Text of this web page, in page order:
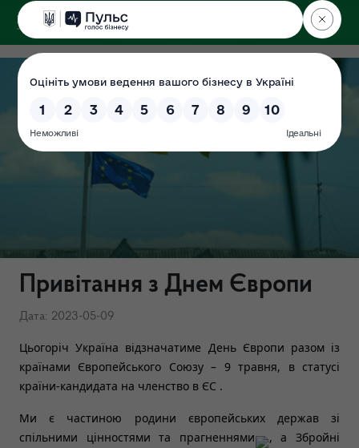
ДЕРЖЕКОІНСПЕКЦІЯ
у Хмельницькій області
Привітання з Днем Європи
Дата: 2023-05-09
Цьогоріч Україна відзначатиме День Європи разом із
країнами Європейського Союзу – 9 травня, в статусі
країни-кандидата на членство в ЄС .
Ми є частиною родини європейських держав зі
спільними цінностями та прагненнями
, а Збройні